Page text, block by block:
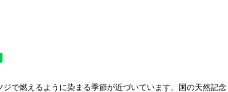
で燃えるように染まる季節が近づいています。国の天然記念